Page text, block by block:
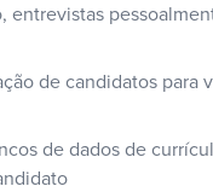
entrevistas
de candidatos para
de dados de